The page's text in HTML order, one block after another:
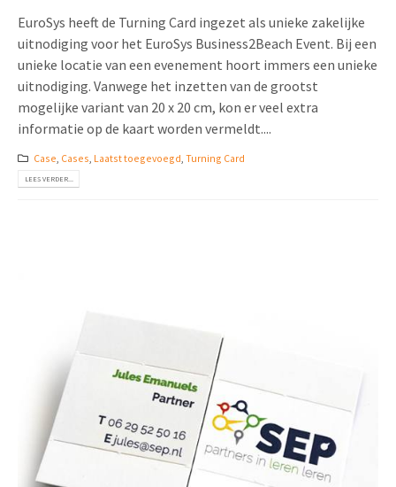
EuroSys heeft de Turning Card ingezet als unieke zakelijke
uitnodiging voor het EuroSys Business2Beach Event. Bij een
unieke locatie van een evenement hoort immers een unieke
uitnodiging. Vanwege het inzetten van de grootst
mogelijke variant van 20 x 20 cm, kon er veel extra
informatie op de kaart worden vermeldt....
Case Cases Laatst toegevoegd Turning Card
LEES VERDER...